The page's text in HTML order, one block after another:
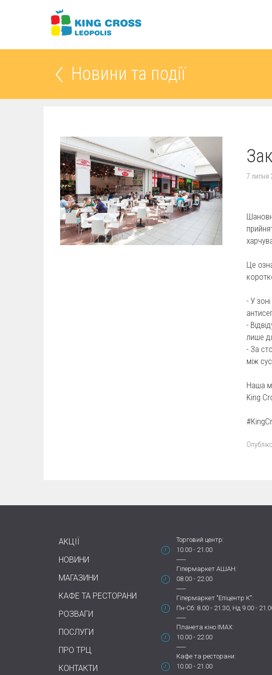
Новини та події
7 липня
Це
- У
-
лише
- За
між
Наша
King
АКЦІЇ
НОВИНИ
МАГАЗИНИ
КАФЕ ТА РЕСТОРАНИ
РОЗВАГИ
ПОСЛУГИ
ПРО ТРЦ
КОНТАКТИ
Торговий центр:
10.00 - 21.00
Гіпермаркет АШАН:
08.00 - 22.00
Гіпермаркет "Епіцентр К":
Пн-Сб: 8.00 - 21.30, Нд 9.00 -
Планета кіно IMAX:
10.00 - 22.00
Кафе та ресторани:
10.00 - 21.00